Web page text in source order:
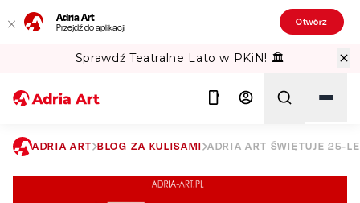
Adria Art
Przejdź do aplikacji Otwórz
Sprawdź Teatralne Lato w PKiN! 🏛️
Szukaj
ADRIA ART BLOG ZA KULISAMI ADRIA ART ŚWIĘTUJE 25-